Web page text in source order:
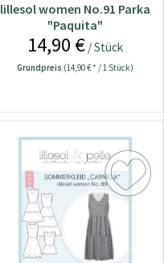
lillesol women No.91 Parka
"Paquita"
14,90 € / Stück
Grundpreis (14,90 € * / 1 Stück)